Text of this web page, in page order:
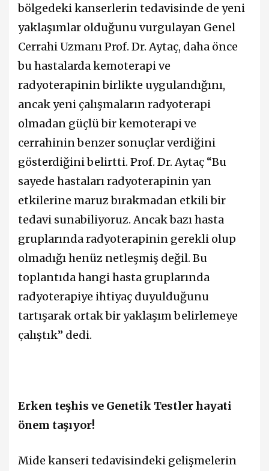
bölgedeki kanserlerin tedavisinde de yeni
yaklaşımlar olduğunu vurgulayan Genel
Cerrahi Uzmanı Prof. Dr. Aytaç, daha önce
bu hastalarda kemoterapi ve
radyoterapinin birlikte uygulandığını,
ancak yeni çalışmaların radyoterapi
olmadan güçlü bir kemoterapi ve
cerrahinin benzer sonuçlar verdiğini
gösterdiğini belirtti. Prof. Dr. Aytaç “Bu
sayede hastaları radyoterapinin yan
etkilerine maruz bırakmadan etkili bir
tedavi sunabiliyoruz. Ancak bazı hasta
gruplarında radyoterapinin gerekli olup
olmadığı henüz netleşmiş değil. Bu
toplantıda hangi hasta gruplarında
radyoterapiye ihtiyaç duyulduğunu
tartışarak ortak bir yaklaşım belirlemeye
çalıştık” dedi.
Erken teşhis ve Genetik Testler hayati
önem taşıyor!
Mide kanseri tedavisindeki gelişmelerin